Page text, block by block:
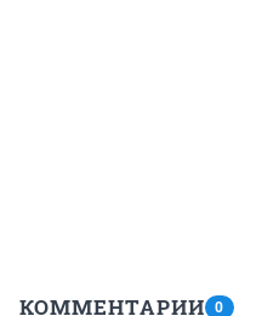
КОММЕНТАРИИ 0